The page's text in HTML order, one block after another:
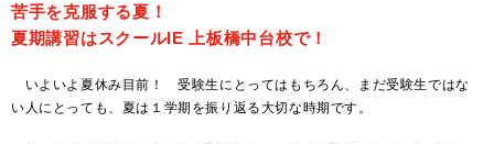
苦手を克服する夏！
夏期講習はスクールIE 上板橋中台校で！
いよいよ夏休み目前！ 受験生にとってはもちろん、まだ受験生ではな
い人にとっても、夏は１学期を振り返る大切な時期です。